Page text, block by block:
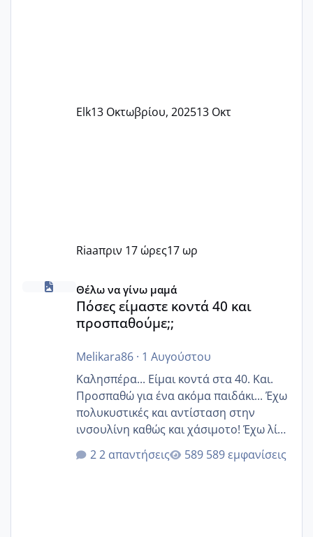
Elk13 Οκτωβρίου, 202513 Οκτ
Riaaπριν 17 ώρες17 ωρ
Πόσες είμαστε κοντά 40 και προσπαθούμε;;
Θέλω να γίνω μαμά
Πόσες είμαστε κοντά 40 και
προσπαθούμε;;
Melikara86· 1 Αυγούστου
Καλησπέρα... Είμαι κοντά στα 40. Και.
Προσπαθώ για ένα ακόμα παιδάκι... Έχω
πολυκυστικές και αντίσταση στην
ινσουλίνη καθώς και χάσιμοτο! Έχω λίγα
κιλά παραπάνω και όσο κ αν προσπαθώ
δεν χάνω εύκολα! Προσπαθώ για ακόμη
2 απαντήσεις 589 εμφανίσεις